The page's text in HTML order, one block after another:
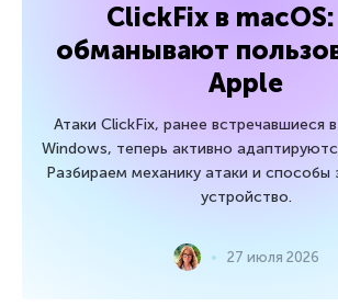
ClickFix в
обманывают
Apple
Атаки ClickFix, ранее встречавшиеся
Windows, теперь активно
Разбираем механику атаки и способы
устройство.
27 июля 2026